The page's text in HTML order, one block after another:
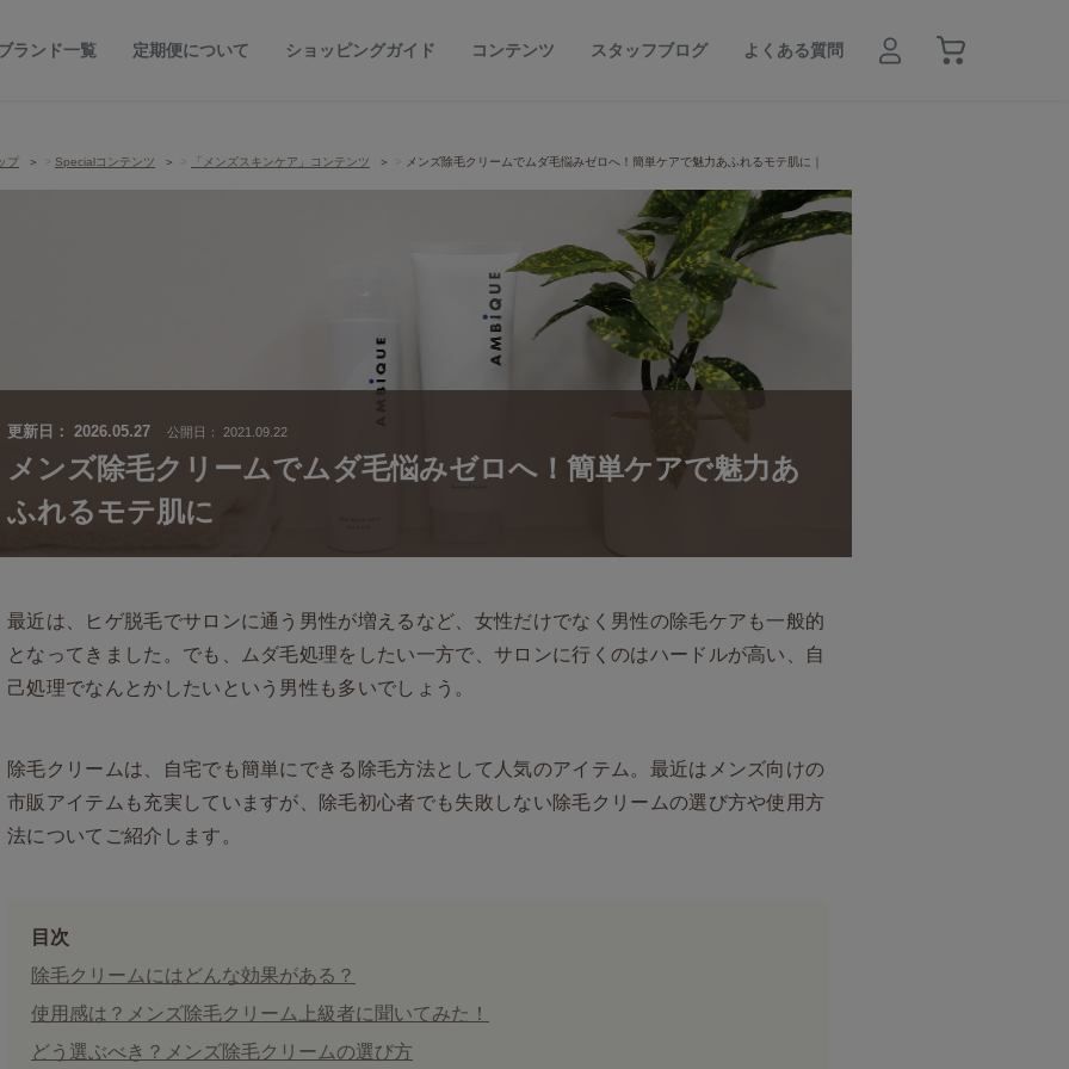
ランド一覧 定期便について ショッピングガイド コンテンツ スタッフブログ よくある質問
プ Specialコンテンツ 「メンズスキンケア」コンテンツ メンズ除毛クリームでムダ毛悩みゼロへ！簡単ケアで魅力あふれるモテ肌に｜
更新日： 2026.05.27 公開日： 2021.09.22
メンズ除毛クリームでムダ毛悩みゼロへ！簡単ケアで魅力あ
ふれるモテ肌に
最近は、ヒゲ脱毛でサロンに通う男性が増えるなど、女性だけでなく男性の除毛ケアも一般的
となってきました。でも、ムダ毛処理をしたい一方で、サロンに行くのはハードルが高い、自
己処理でなんとかしたいという男性も多いでしょう。
除毛クリームは、自宅でも簡単にできる除毛方法として人気のアイテム。最近はメンズ向けの
市販アイテムも充実していますが、除毛初心者でも失敗しない除毛クリームの選び方や使用方
法についてご紹介します。
目次
除毛クリームにはどんな効果がある？
使用感は？メンズ除毛クリーム上級者に聞いてみた！
どう選ぶべき？メンズ除毛クリームの選び方